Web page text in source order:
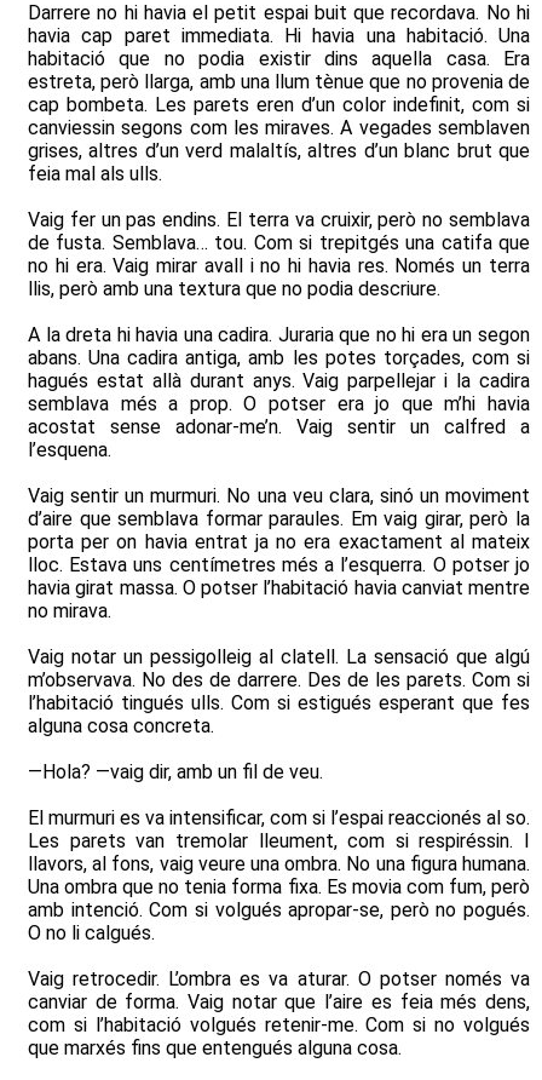
Darrere no hi havia el petit espai buit que recordava. No hi
havia cap paret immediata. Hi havia una habitació. Una
habitació que no podia existir dins aquella casa. Era
estreta, però llarga, amb una llum tènue que no provenia de
cap bombeta. Les parets eren d’un color indefinit, com si
canviessin segons com les miraves. A vegades semblaven
grises, altres d’un verd malaltís, altres d’un blanc brut que
feia mal als ulls.
Vaig fer un pas endins. El terra va cruixir, però no semblava
de fusta. Semblava… tou. Com si trepitgés una catifa que
no hi era. Vaig mirar avall i no hi havia res. Només un terra
llis, però amb una textura que no podia descriure.
A la dreta hi havia una cadira. Juraria que no hi era un segon
abans. Una cadira antiga, amb les potes torçades, com si
hagués estat allà durant anys. Vaig parpellejar i la cadira
semblava més a prop. O potser era jo que m’hi havia
acostat sense adonar-me’n. Vaig sentir un calfred a
l’esquena.
Vaig sentir un murmuri. No una veu clara, sinó un moviment
d’aire que semblava formar paraules. Em vaig girar, però la
porta per on havia entrat ja no era exactament al mateix
lloc. Estava uns centímetres més a l’esquerra. O potser jo
havia girat massa. O potser l’habitació havia canviat mentre
no mirava.
Vaig notar un pessigolleig al clatell. La sensació que algú
m’observava. No des de darrere. Des de les parets. Com si
l’habitació tingués ulls. Com si estigués esperant que fes
alguna cosa concreta.
—Hola? —vaig dir, amb un fil de veu.
El murmuri es va intensificar, com si l’espai reaccionés al so.
Les parets van tremolar lleument, com si respiréssin. I
llavors, al fons, vaig veure una ombra. No una figura humana.
Una ombra que no tenia forma fixa. Es movia com fum, però
amb intenció. Com si volgués apropar-se, però no pogués.
O no li calgués.
Vaig retrocedir. L’ombra es va aturar. O potser només va
canviar de forma. Vaig notar que l’aire es feia més dens,
com si l’habitació volgués retenir-me. Com si no volgués
que marxés fins que entengués alguna cosa.